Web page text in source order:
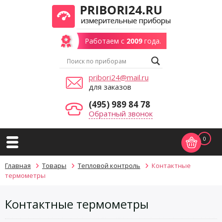
Работаем с 2009года.
pribori24@mail.ru
для заказов
(495) 989 84 78
Обратный звонок
0
Главная Товары Тепловой контроль
Контактные
термометры
Контактные термометры